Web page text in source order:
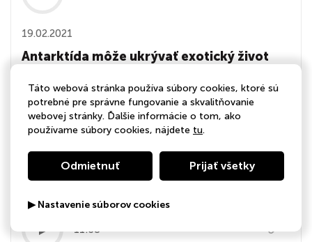
19.02.2021
Antarktída môže ukrývať exotický život
Sú ich stovky a ukrývajú sa hlboko pod vrstvou ľadu.
Podľadovcové jazerá v Antarktíde mohli byť izolovanými
milióny rokov. Zaujímavé je preto sledovať, ako sa v nich
mohol vyzerať život inde vo vesmíre. Austrália a
Facebook tiež vedú spor o použ...
11:38
Táto webová stránka používa súbory cookies, ktoré sú
potrebné pre správne fungovanie a skvalitňovanie
webovej stránky. Ďalšie informácie o tom, ako
používame súbory cookies, nájdete tu.
Odmietnuť Prijať všetky
▶ Nastavenie súborov cookies